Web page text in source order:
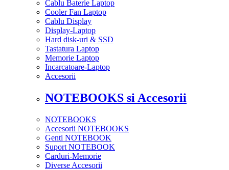
Cablu Baterie Laptop
Cooler Fan Laptop
Cablu Display
Display-Laptop
Hard disk-uri & SSD
Tastatura Laptop
Memorie Laptop
Incarcatoare-Laptop
Accesorii
NOTEBOOKS si Accesorii
NOTEBOOKS
Accesorii NOTEBOOKS
Genti NOTEBOOK
Suport NOTEBOOK
Carduri-Memorie
Diverse Accesorii